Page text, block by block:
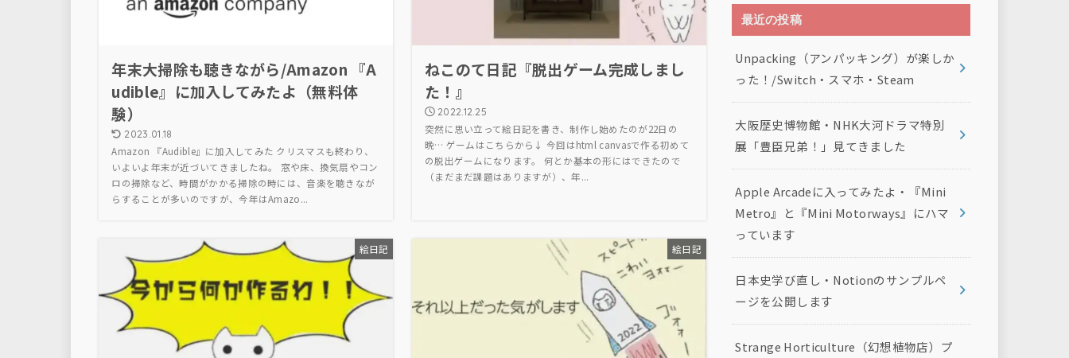
年末大掃除も聴きながら/Amazon 『A
udible』に加入してみたよ（無料体
験）
2023.01.18
Amazon 『Audible』に加入してみた クリスマスも終わり、
いよいよ年末が近づいてきましたね。 窓や床、換気扇やコン
ロの掃除など、時間がかかる掃除の時には、音楽を聴きなが
らすることが多いのですが、今年はAmazo...
ねこのて日記『脱出ゲーム完成しまし
た！』
2022.12.25
突然に思い立って絵日記を書き、制作し始めたのが22日の
晩… ゲームはこちらから↓ 今回はhtml canvasで作る初めて
の脱出ゲームになります。 何とか基本の形にはできたので
（まだまだ課題はありますが）、年...
絵日記 絵日記
最近の投稿
Unpacking（アンパッキング）が楽しか
った！/Switch・スマホ・Steam
大阪歴史博物館・NHK大河ドラマ特別
展「豊臣兄弟！」見てきました
Apple Arcadeに入ってみたよ・『Mini
Metro』と『Mini Motorways』にハマ
っています
日本史学び直し・Notionのサンプルペ
ージを公開します
Strange Horticulture（幻想植物店）プ